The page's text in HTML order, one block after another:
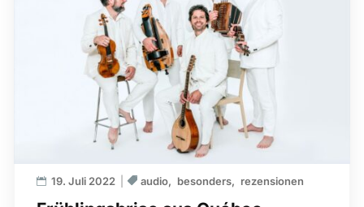
19. Juli 2022 audio besonders rezensionen